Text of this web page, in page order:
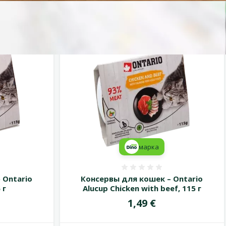
Ontario
Консервы для кошек – Ontario
Alucup Chicken with beef, 115 г
Цена
1,49 €
марка